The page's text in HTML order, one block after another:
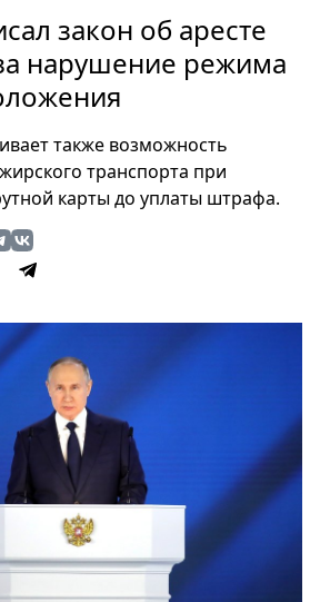
закон об аресте
нарушение режима
также возможность
транспорта при
карты до уплаты штрафа.